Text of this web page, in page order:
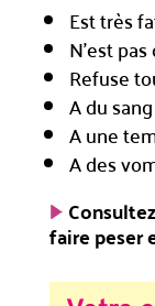
Est très
N’est
Refuse
A du
A une
A des
faire peser